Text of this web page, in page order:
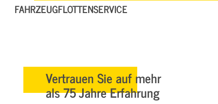
FAHRZEUGFLOTTENSERVICE
Vertrauen Sie auf mehr
als 75 Jahre Erfahrung